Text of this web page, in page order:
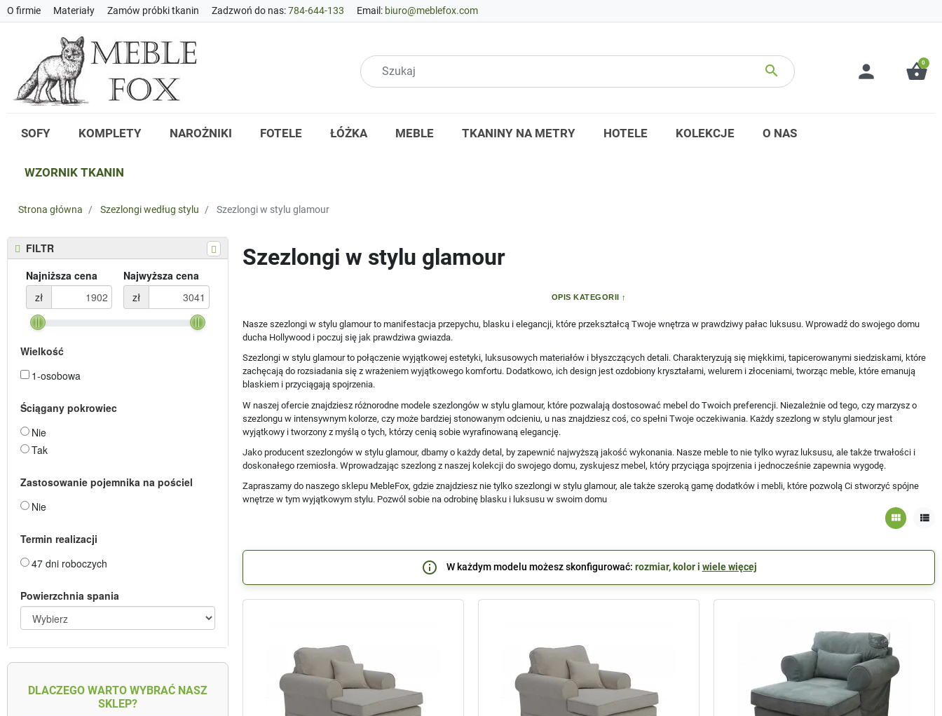
O firmie Materiały Zamów próbki tkanin Zadzwoń do nas:784-644-133 Email: biuro@meblefox.com
search person shopping_basket
0
SOFY KOMPLETY NAROŻNIKI FOTELE ŁÓŻKA MEBLE TKANINY NA METRY HOTELE KOLEKCJE O NAS
WZORNIK TKANIN
Strona główna Szezlongi według stylu Szezlongi w stylu glamour
FILTR
Najniższa cena
zł
Najwyższa cena
zł
Wielkość
1-osobowa
Ściągany pokrowiec
Nie
Tak
Zastosowanie pojemnika na pościel
Nie
Termin realizacji
47 dni roboczych
Powierzchnia spania
DLACZEGO WARTO WYBRAĆ NASZ
SKLEP?
Szezlongi w stylu glamour
OPIS KATEGORII
Nasze szezlongi w stylu glamour to manifestacja przepychu, blasku i elegancji, które przekształcą Twoje wnętrza w prawdziwy pałac luksusu. Wprowadź do swojego domu
ducha Hollywood i poczuj się jak prawdziwa gwiazda.
Szezlongi w stylu glamour to połączenie wyjątkowej estetyki, luksusowych materiałów i błyszczących detali. Charakteryzują się miękkimi, tapicerowanymi siedziskami, które
zachęcają do rozsiadania się z wrażeniem wyjątkowego komfortu. Dodatkowo, ich design jest ozdobiony kryształami, welurem i złoceniami, tworząc meble, które emanują
blaskiem i przyciągają spojrzenia.
W naszej ofercie znajdziesz różnorodne modele szezlongów w stylu glamour, które pozwalają dostosować mebel do Twoich preferencji. Niezależnie od tego, czy marzysz o
szezlongu w intensywnym kolorze, czy może bardziej stonowanym odcieniu, u nas znajdziesz coś, co spełni Twoje oczekiwania. Każdy szezlong w stylu glamour jest
wyjątkowy i tworzony z myślą o tych, którzy cenią sobie wyrafinowaną elegancję.
Jako producent szezlongów w stylu glamour, dbamy o każdy detal, by zapewnić najwyższą jakość wykonania. Nasze meble to nie tylko wyraz luksusu, ale także trwałości i
doskonałego rzemiosła. Wprowadzając szezlong z naszej kolekcji do swojego domu, zyskujesz mebel, który przyciąga spojrzenia i jednocześnie zapewnia wygodę.
Zapraszamy do naszego sklepu MebleFox, gdzie znajdziesz nie tylko szezlongi w stylu glamour, ale także szeroką gamę dodatków i mebli, które pozwolą Ci stworzyć spójne
wnętrze w tym wyjątkowym stylu. Pozwól sobie na odrobinę blasku i luksusu w swoim domu
view_module view_list
info_outline W każdym modelu możesz skonfigurować: rozmiar, kolor i wiele więcej